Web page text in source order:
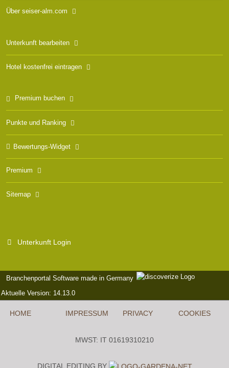
Über seiser-alm.com
Unterkunft bearbeiten
Hotel kostenfrei eintragen
Premium buchen
Punkte und Ranking
Bewertungs-Widget
Premium
Sitemap
Unterkunft Login
Branchenportal Software made in Germany
Aktuelle Version: 14.13.0
HOME IMPRESSUM PRIVACY COOKIES
MWST: IT 01619310210
DIGITAL EDITING BY